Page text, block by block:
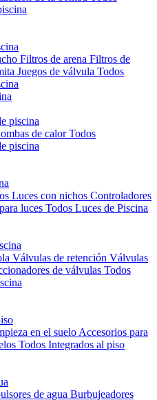
Filtros de arena Filtros de
Juegos de válvula Todos
piscina
de calorTodos
piscina
Luces con nichos Controladores
luces Todos Luces de Piscina
Válvulas de retención Válvulas
de válvulas Todos
en el suelo Accesorios para
Todos Integrados al piso
de agua Burbujeadores